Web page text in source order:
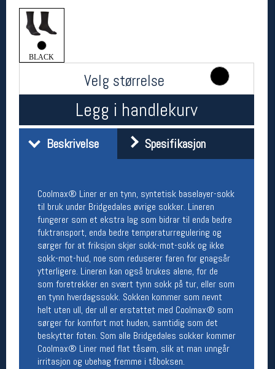
BLACK
Velg størrelse
Legg i handlekurv
Beskrivelse Spesifikasjon
Coolmax® Liner er en tynn, syntetisk baselayer-sokk
til bruk under Bridgedales øvrige sokker. Lineren
fungerer som et ekstra lag som bidrar til enda bedre
fuktransport, enda bedre temperaturregulering og
sørger for at friksjon skjer sokk-mot-sokk og ikke
sokk-mot-hud, noe som reduserer faren for gnagsår
ytterligere. Lineren kan også brukes alene, for de
som foretrekker en svært tynn sokk på tur, eller som
en tynn hverdagssokk. Sokken kommer som nevnt
helt uten ull, der ull er erstattet med Coolmax® som
sørger for komfort mot huden, samtidig som det
beskytter foten. Som alle Bridgedales sokker kommer
Coolmax® Liner med flat tåsøm, slik at man unngår
irritasjon og ubehag fremme i tåboksen.
Her finner du oss
Oslo Sportslager
Torggata 20
0183 Oslo
Telefon: 23 32 62 00
(telefontid man-fredag klokken 10-13)
Kontakt oss
Åpningstider butikk
Team Oslo Sportslager
Magasinet
Medlemstilbud og aktiviteter
MELD DEG INN GRATIS
Åpningstider verkstedet
Man-Fredag:
11-18
Lørdag:
11-16
Om verkstedet